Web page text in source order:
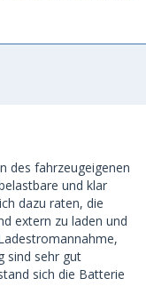
des fahrzeugeigenen
und klar
dazu raten, die
extern zu laden und
sind sehr gut
sich die Batterie